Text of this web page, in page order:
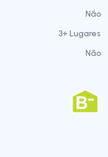
Não
3+ Lugares
Não